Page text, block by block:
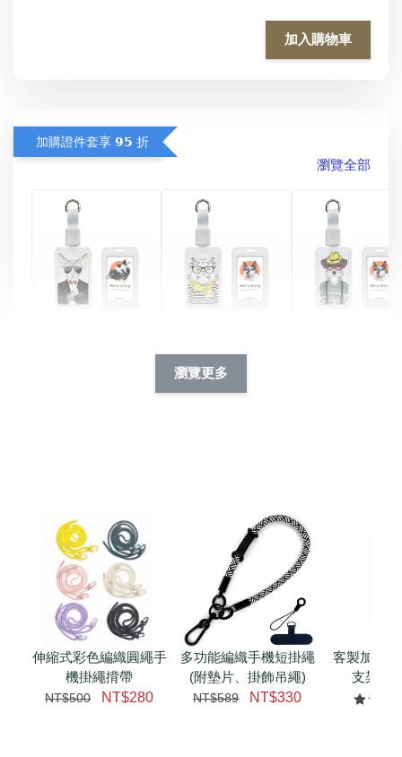
加入購物車
加購證件套享 𝟵𝟱 折
瀏覽全部
件套(附伸縮卡扣)
CSAA05
加入購物車
瀏覽更多
瀏覽更多
伸縮式彩色編織圓繩手
機掛繩揹帶
NT$500 NT$280
多功能編織手機短掛繩
(附墊片、掛飾吊繩)
NT$589 NT$330
客製加購
支架 腕